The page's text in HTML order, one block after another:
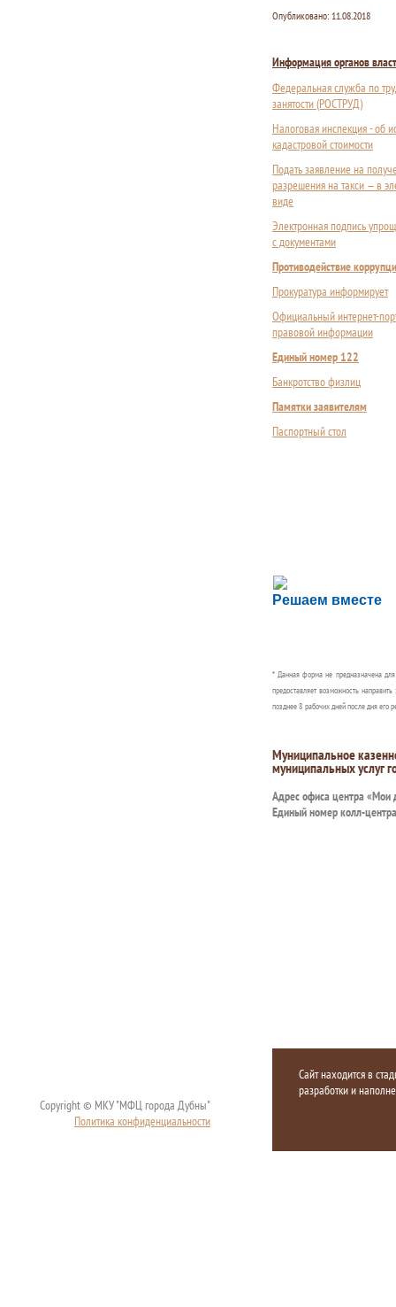
Опубликовано: 11.08.2018
Информация органов
Федеральная служба по
занятости (РОСТРУД)
Налоговая инспекция - об
кадастровой стоимости
Подать заявление на
разрешения на такси — в
виде
Электронная подпись
с документами
Противодействие
Прокуратура информирует
Официальный интернет-
правовой информации
Единый номер 122
Банкротство физлиц
Памятки заявителям
Паспортный стол
Решаем вместе
Сложности с
Сообщите об этом
* Данная форма не предназначена
предоставляет возможность
позднее 8 рабочих дней после дня его
Муниципальное
муниципальных услуг
Адрес офиса центра «Мои
Единый номер колл-
Copyright © МКУ "МФЦ города Дубны"
Политика конфиденциальности
Сайт находится в
разработки и